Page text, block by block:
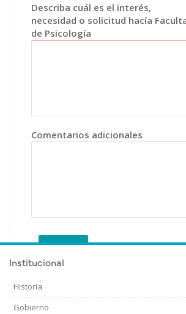
Institucional
Historia
Gobierno
Describa cuál es el interés,
necesidad o solicitud hacía
de Psicología
Comentarios adicionales